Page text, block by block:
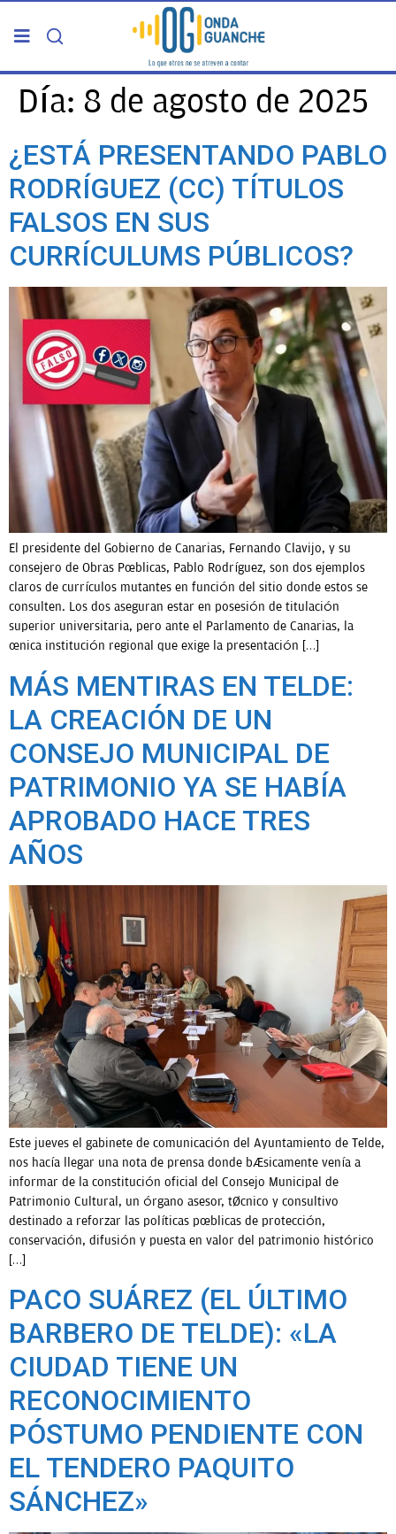
PORTADA
TELDE
GRAN CANARIA
CANARIAS
5ª COLUMNA
CARTAS DEL DIRECTOR
ENTREVISTAS
OPINIÓN
PROGRAMAS
Día: 8 de agosto de 2025
¿ESTÁ PRESENTANDO PABLO
RODRÍGUEZ (CC) TÍTULOS
FALSOS EN SUS
CURRÍCULUMS PÚBLICOS?
El presidente del Gobierno de Canarias, Fernando Clavijo, y su
consejero de Obras Públicas, Pablo Rodríguez, son dos ejemplos
claros de currículos mutantes en función del sitio donde estos se
consulten. Los dos aseguran estar en posesión de titulación
superior universitaria, pero ante el Parlamento de Canarias, la
única institución regional que exige la presentación […]
MÁS MENTIRAS EN TELDE:
LA CREACIÓN DE UN
CONSEJO MUNICIPAL DE
PATRIMONIO YA SE HABÍA
APROBADO HACE TRES
AÑOS
Este jueves el gabinete de comunicación del Ayuntamiento de Telde,
nos hacía llegar una nota de prensa donde básicamente venía a
informar de la constitución oficial del Consejo Municipal de
Patrimonio Cultural, un órgano asesor, técnico y consultivo
destinado a reforzar las políticas públicas de protección,
conservación, difusión y puesta en valor del patrimonio histórico
[…]
PACO SUÁREZ (EL ÚLTIMO
BARBERO DE TELDE): «LA
CIUDAD TIENE UN
RECONOCIMIENTO
PÓSTUMO PENDIENTE CON
EL TENDERO PAQUITO
SÁNCHEZ»